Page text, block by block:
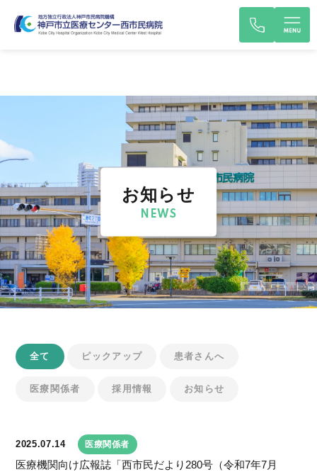
お知らせ
NEWS
全て ピックアップ 患者さんへ
医療関係者 採用情報 お知らせ
2025.07.14 医療関係者
医療機関向け広報誌「西市民だより280号（令和7年7月